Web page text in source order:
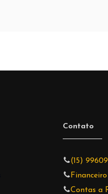
Contato
(15)
Financeiro
Contas a